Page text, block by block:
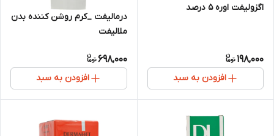
اگزولیفت اوره 5 درصد
198,000
افزودن به سبد
درمالیفت _کرم روشن کننده بدن
ملالیفت
698,000
افزودن به سبد